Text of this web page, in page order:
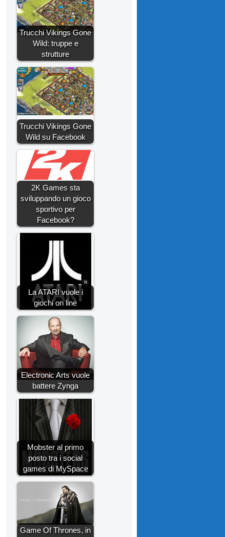
Trucchi Vikings Gone
Wild: truppe e
strutture
Trucchi Vikings Gone
Wild su Facebook
2K Games sta
sviluppando un gioco
sportivo per
Facebook?
La ATARI vuole i
giochi on line
Electronic Arts vuole
battere Zynga
Mobster al primo
posto tra i social
games di MySpace
Game Of Thrones, in